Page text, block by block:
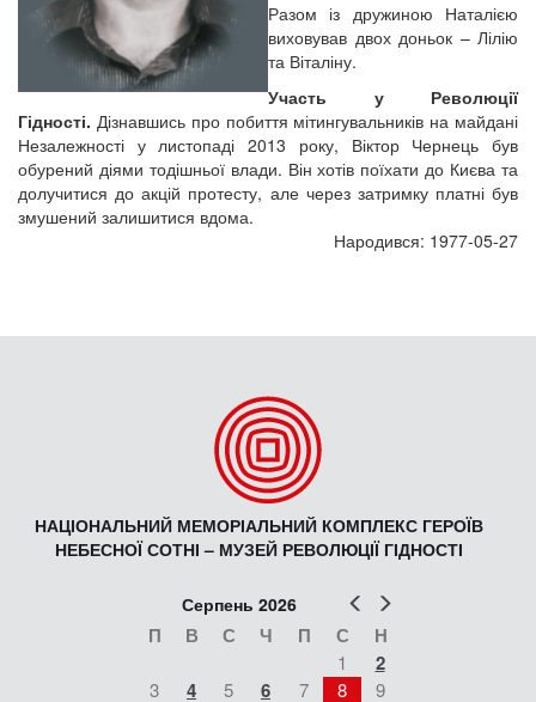
Разом із дружиною Наталією
виховував двох доньок – Лілію
та Віталіну.
Участь у Революції
Гідності. Дізнавшись про побиття мітингувальників на майдані
Незалежності у листопаді 2013 року, Віктор Чернець був
обурений діями тодішньої влади. Він хотів поїхати до Києва та
долучитися до акцій протесту, але через затримку платні був
змушений залишитися вдома.
Народився: 1977-05-27
НАЦІОНАЛЬНИЙ МЕМОРІАЛЬНИЙ КОМПЛЕКС ГЕРОЇВ
НЕБЕСНОЇ СОТНІ – МУЗЕЙ РЕВОЛЮЦІЇ ГІДНОСТІ
Попер
Серпень 2026
П В С Ч П С Н
1 2
3 4 5 6 7 8
9